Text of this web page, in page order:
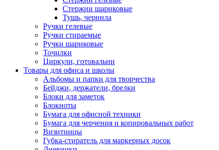
Стержни шариковые
Тушь, чернила
Ручки гелевые
Ручки стираемые
Ручки шариковые
Точилки
Циркули, готовальни
Товары для офиса и школы
Альбомы и папки для творчества
Бейджи, держатели, брелки
Блоки для заметок
Блокноты
Бумага для офисной техники
Бумага для черчения и копировальных работ
Визитницы
Губка-стиратель для маркерных досок